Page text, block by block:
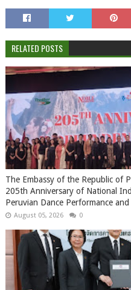
RELATED POSTS
The Embassy of the Republic of
205th Anniversary of National
Peruvian Dance Performance
August 05, 2026 0